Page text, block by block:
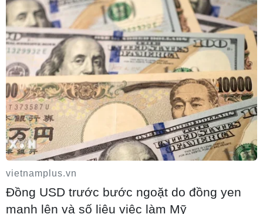
Iran tuyên bố chưa đạt đủ điều kiện để
mở lại eo biển Hormuz
03/08/2026 15:59
Làn sóng người Israel di cư ra nước ngoài
vẫn ở mức kỷ lục
03/08/2026 11:32
Tín hiệu tích cực đối với tiến trình phục
vietnamplus.vn
Đồng USD trước bước ngoặt do đồng yen
mạnh lên và số liệu việc làm Mỹ